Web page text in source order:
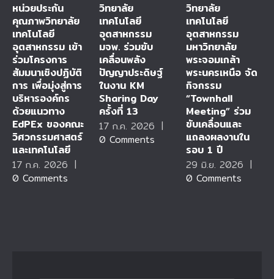
หน่วยประกัน
คุณภาพวิทยาลัย
เทคโนโลยี
อุตสาหกรรม เข้า
ร่วมโครงการ
สัมมนาเชิงปฏิบัติ
การ เพื่อมุ่งสู่การ
บริหารองค์กร
ด้วยแนวทาง
EdPEx ของคณะ
วิศวกรรมศาสตร์
และเทคโนโลยี
17 ก.ค. 2026 |
0 Comments
วิทยาลัย
เทคโนโลยี
อุตสาหกรรม
มจพ. ร่วมขับ
เคลื่อนพลัง
ปัญญาประดิษฐ์
ในงาน KM
Sharing Day
ครั้งที่ 13
17 ก.ค. 2026 |
0 Comments
วิทยาลัย
เทคโนโลยี
อุตสาหกรรม
มหาวิทยาลัย
พระจอมเกล้า
พระนครเหนือ จัด
กิจกรรม
“Townhall
Meeting” ร่วม
ขับเคลื่อนและ
แถลงผลงานใน
รอบ 1 ปี
29 มิ.ย. 2026 |
0 Comments